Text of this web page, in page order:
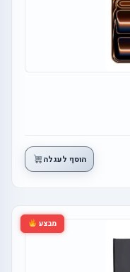
הוסף לעגלה
מבצע